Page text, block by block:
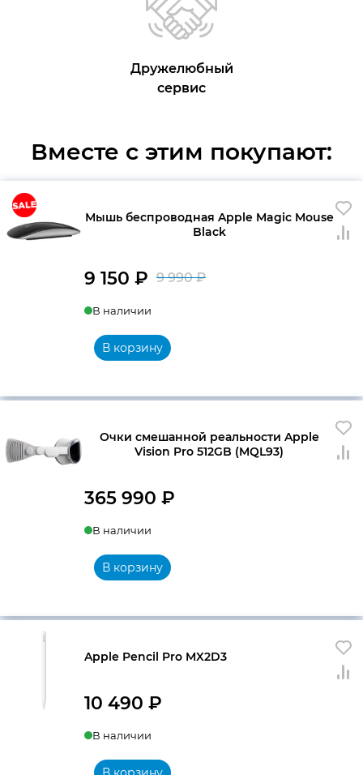
Дружелюбный
сервис
Вместе с этим покупают:
Мышь беспроводная Apple Magic Mouse
Black
9 990₽
990 ₽.
9 150 ₽
В наличии
В корзину
Очки смешанной реальности Apple
Vision Pro 512GB (MQL93)
365 990 ₽
В наличии
В корзину
Apple Pencil Pro MX2D3
10 490 ₽
В наличии